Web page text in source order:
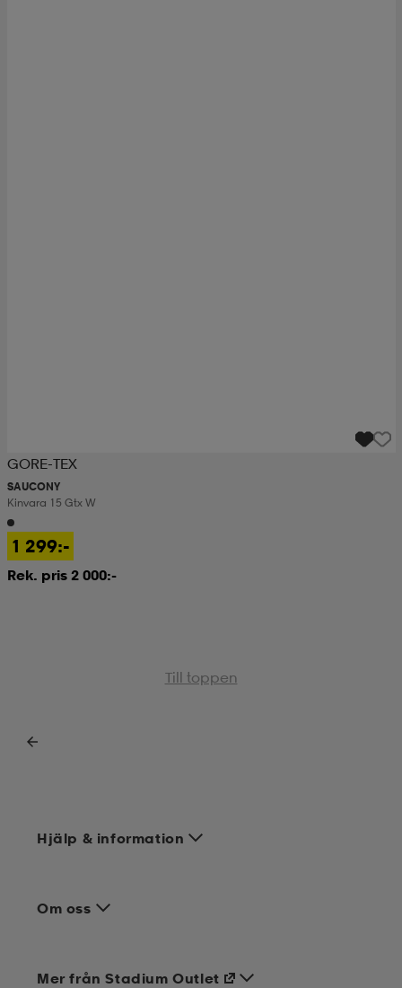
GORE-TEX
SAUCONY
Kinvara 15 Gtx W
1 299:-
Rek. pris 2 000:-
Till toppen
Hjälp & information
Om oss
Mer från Stadium Outlet